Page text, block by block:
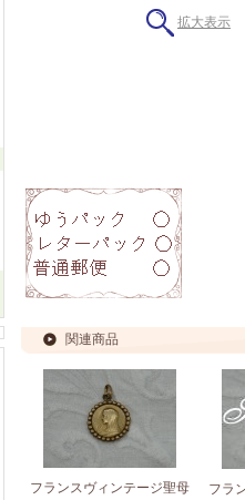
拡大表示
関連商品
フランスヴィンテージ聖母
フラ